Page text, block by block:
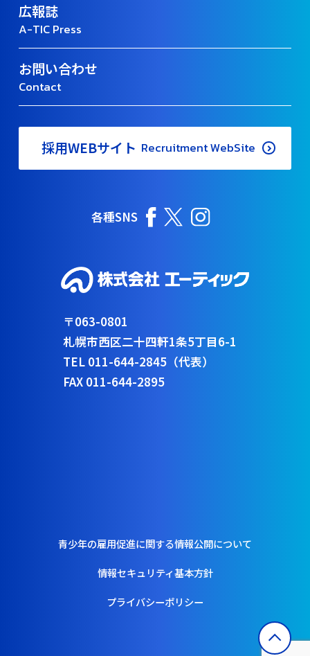
広報誌
A-TIC Press
お問い合わせ
Contact
採用WEBサイト Recruitment WebSite
各種SNS
〒063-0801
札幌市西区二十四軒1条5丁目6-1
TEL 011-644-2845（代表）
FAX 011-644-2895
青少年の雇用促進に関する情報公開について
情報セキュリティ基本方針
プライバシーポリシー